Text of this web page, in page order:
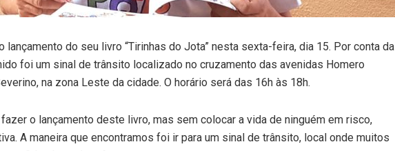
lançamento do seu livro “Tirinhas do Jota” nesta sexta-feira, dia 15. Por conta da
foi um sinal de trânsito localizado no cruzamento das avenidas Homero
na zona Leste da cidade. O horário será das 16h às 18h.
o lançamento deste livro, mas sem colocar a vida de ninguém em risco,
A maneira que encontramos foi ir para um sinal de trânsito, local onde muitos